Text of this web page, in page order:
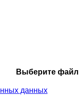
Выберите файл
данных